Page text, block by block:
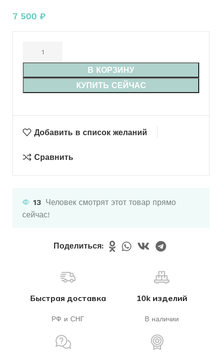
7 500 ₽
В КОРЗИНУ
КУПИТЬ СЕЙЧАС
Добавить в список желаний
Сравнить
13 Человек смотрят этот товар прямо
сейчас!
Поделиться:
Быстрая доставка
РФ и СНГ
10k изделий
В наличии